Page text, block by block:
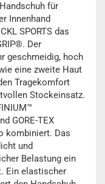
für
Innenhand
SPORTS das
Der
geschmeidig, hoch
eine zweite Haut
Tragekomfort
Stockeinsatz.
GORE-TEX
kombiniert. Das
und
Belastung ein
Ein elastischer